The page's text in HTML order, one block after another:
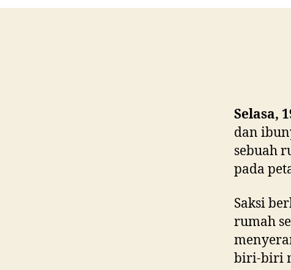
Selasa,
dan
sebuah
pada
Saksi
rumah
biri-biri